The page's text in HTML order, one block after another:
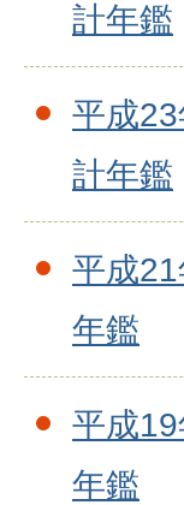
計年鑑
平成
計年鑑
平成
年鑑
平成
年鑑